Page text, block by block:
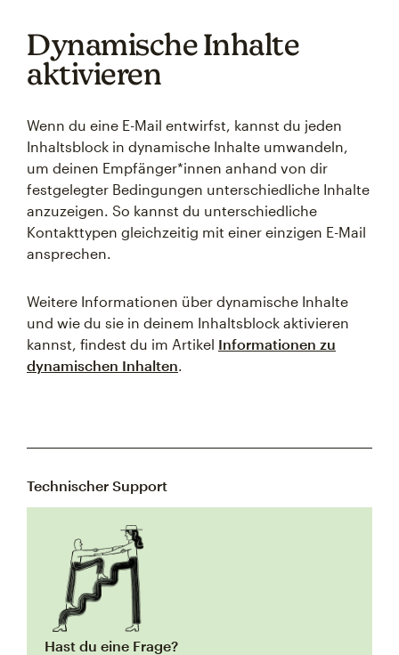
Dynamische Inhalte
aktivieren
Wenn du eine E-Mail entwirfst, kannst du jeden
Inhaltsblock in dynamische Inhalte umwandeln,
um deinen Empfänger*innen anhand von dir
festgelegter Bedingungen unterschiedliche Inhalte
anzuzeigen. So kannst du unterschiedliche
Kontakttypen gleichzeitig mit einer einzigen E-Mail
ansprechen.
Weitere Informationen über dynamische Inhalte
und wie du sie in deinem Inhaltsblock aktivieren
kannst, findest du im Artikel Informationen zu
dynamischen Inhalten.
Technischer Support
Hast du eine Frage?